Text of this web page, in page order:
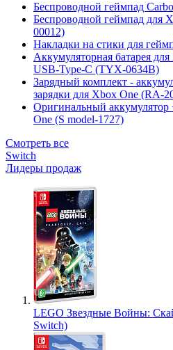
Беспроводной геймпад
Беспроводной геймпад для
00012)
Накладки на стики для
Аккумуляторная батарея
USB-Type-C (TYX-0634B)
Зарядный комплект -
зарядки для Xbox One (RA-
Оригинальный аккумулятор
One (S model-1727)
Смотреть все
Switch
Лидеры продаж
LEGO Звездные Войны:
Switch)